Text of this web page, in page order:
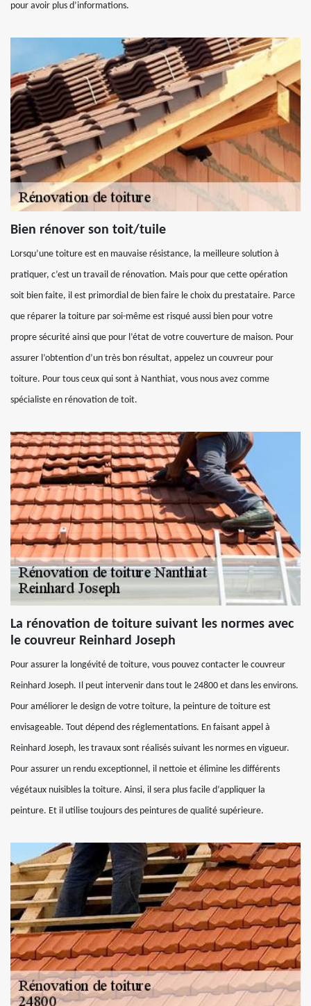
pour avoir plus d’informations.
Bien rénover son toit/tuile
Lorsqu’une toiture est en mauvaise résistance, la meilleure solution à
pratiquer, c’est un travail de rénovation. Mais pour que cette opération
soit bien faite, il est primordial de bien faire le choix du prestataire. Parce
que réparer la toiture par soi-même est risqué aussi bien pour votre
propre sécurité ainsi que pour l’état de votre couverture de maison. Pour
assurer l’obtention d’un très bon résultat, appelez un couvreur pour
toiture. Pour tous ceux qui sont à Nanthiat, vous nous avez comme
spécialiste en rénovation de toit.
La rénovation de toiture suivant les normes avec
le couvreur Reinhard Joseph
Pour assurer la longévité de toiture, vous pouvez contacter le couvreur
Reinhard Joseph. Il peut intervenir dans tout le 24800 et dans les environs.
Pour améliorer le design de votre toiture, la peinture de toiture est
envisageable. Tout dépend des réglementations. En faisant appel à
Reinhard Joseph, les travaux sont réalisés suivant les normes en vigueur.
Pour assurer un rendu exceptionnel, il nettoie et élimine les différents
végétaux nuisibles la toiture. Ainsi, il sera plus facile d’appliquer la
peinture. Et il utilise toujours des peintures de qualité supérieure.